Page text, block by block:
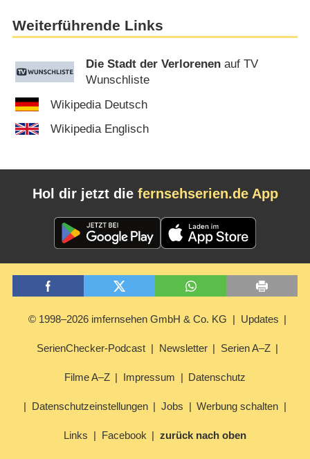
Weiterführende Links
Die Stadt der Verlorenen auf TV
Wunschliste
Wikipedia Deutsch
Wikipedia Englisch
Hol dir jetzt die fernsehserien.de App
© 1998–2026 imfernsehen GmbH & Co. KG Updates
SerienChecker-Podcast Newsletter Serien A–Z
Filme A–Z Impressum Datenschutz
Datenschutzeinstellungen Jobs Werbung schalten
Links Facebook zurück nach oben